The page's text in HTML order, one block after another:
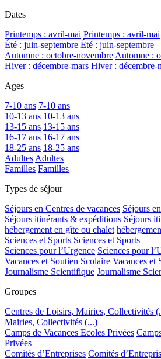
Dates
Printemps : avril-mai Printemps : avril-mai
Été : juin-septembre Été : juin-septembre
Automne : octobre-novembre Automne :
Hiver : décembre-mars Hiver : décembre-
Ages
7-10 ans 7-10 ans
10-13 ans 10-13 ans
13-15 ans 13-15 ans
16-17 ans 16-17 ans
18-25 ans 18-25 ans
Adultes Adultes
Familles Familles
Types de séjour
Séjours en Centres de vacances Séjours
Séjours itinérants & expéditions Séjours
hébergement en gîte ou chalet
Sciences et Sports Sciences et Sports
Sciences pour l’Urgence Sciences pour
Vacances et Soutien Scolaire Vacances et
Journalisme Scientifique Journalisme
Groupes
Centres de Loisirs, Mairies, Collectivités
Mairies, Collectivités (...)
Camps de Vacances Ecoles Privées
Privées
Comités d’Entreprises Comités